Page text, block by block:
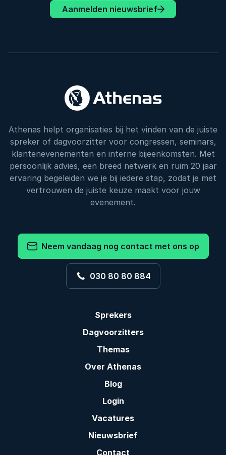
Aanmelden nieuwsbrief
Athenas helpt organisaties bij het vinden van de juiste
spreker of dagvoorzitter voor congressen, seminars,
klantenevenementen en interne bijeenkomsten. Met
persoonlijk advies, een breed netwerk en ruim 20 jaar
ervaring begeleiden we je bij iedere stap, zodat je met
vertrouwen de juiste keuze maakt voor jouw
evenement.
Neem vandaag nog contact met ons op
030 80 80 884
Sprekers
Dagvoorzitters
Themas
Over Athenas
Blog
Login
Vacatures
Nieuwsbrief
Contact